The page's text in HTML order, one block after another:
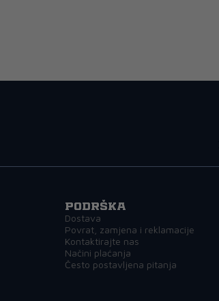
Podrška
Dostava
Povrat, zamjena i reklamacije
Kontaktirajte nas
Načini plaćanja
Često postavljena pitanja